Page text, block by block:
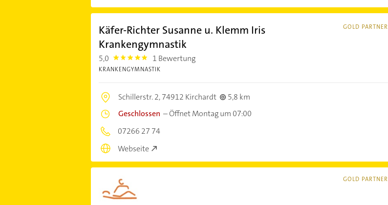
GOLD PARTNER
Käfer-Richter Susanne u. Klemm Iris
Krankengymnastik
5,0 5.0 1 Bewertung
KRANKENGYMNASTIK
Schillerstr. 2,74912 Kirchardt
5,8 km
Geschlossen –Öffnet Montag um 07:00
07266 27 74
Webseite
GOLD PARTNER